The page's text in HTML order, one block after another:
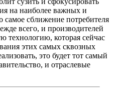
на наиболее важных и
сближение потребителя
всего, и производителей
технологию, которая сейчас
этих самых сквозных
это будет тот самый
и отраслевые